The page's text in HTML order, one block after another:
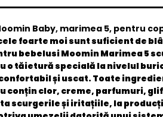
Baby, marimea 5, pentru
foarte moi sunt suficient de
bebelusi Moomin Marimea 5
o tăietură specială la nivelul
și uscat. Toate
conțin clor, creme, parfumuri,
scurgerile și iritațiile, la